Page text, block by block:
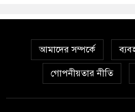
আমাদের সম্পর্কে
গোপনীয়তার নীতি